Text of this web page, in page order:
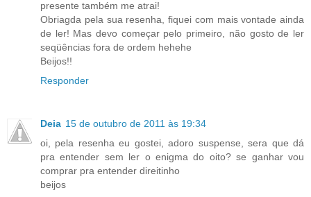
presente também me atrai!
Obriagda pela sua resenha, fiquei com mais vontade ainda
de ler! Mas devo começar pelo primeiro, não gosto de ler
seqüências fora de ordem hehehe
Beijos!!
Responder
Deia 15 de outubro de 2011 às 19:34
oi, pela resenha eu gostei, adoro suspense, sera que dá
pra entender sem ler o enigma do oito? se ganhar vou
comprar pra entender direitinho
beijos